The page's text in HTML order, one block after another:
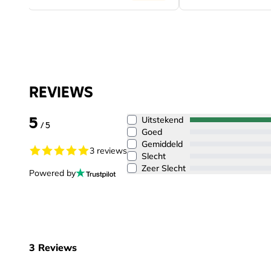
REVIEWS
5 / 5
3 reviews
Powered by
Uitstekend
Goed
Gemiddeld
Slecht
Zeer Slecht
3 Reviews